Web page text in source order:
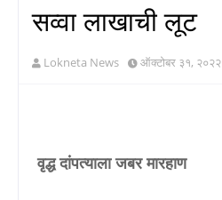
सव्वा लाखाची लूट
Lokneta News ऑक्टोबर ३१, २०२२
वृद्ध दांपत्याला जबर मारहाण